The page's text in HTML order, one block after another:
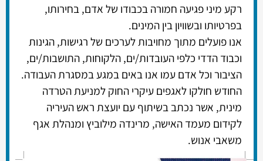
רקע מיני פגיעה חמורה בכבודו של אדם, בחירותו,
בפרטיותו ובשוויון בין המינים.
אנו פועלים מתוך מחויבות לערכים של רגישות, הגינות
וכבוד הדדי כלפי העובדות/ים, הלקוחות, התושבות/ים,
הציבור וכל אדם עמו אנו באים במגע במסגרת העבודה.
החודש חולקו לאגפים עיקרי החוק למניעת הטרדה
מינית, אשר נכתב בשיתוף עם יועצת ראש העיריה
לקידום מעמד האישה, מרינדה מילוביץ ומנהלת אגף
משאבי אנוש.